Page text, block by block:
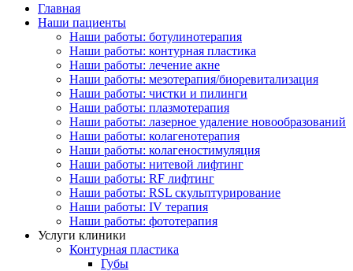
Главная
Наши пациенты
Наши работы: ботулинотерапия
Наши работы: контурная пластика
Наши работы: лечение акне
Наши работы: мезотерапия/биоревитализация
Наши работы: чистки и пилинги
Наши работы: плазмотерапия
Наши работы: лазерное удаление новообразований
Наши работы: колагенотерапия
Наши работы: колагеностимуляция
Наши работы: нитевой лифтинг
Наши работы: RF лифтинг
Наши работы: RSL скульптурирование
Наши работы: IV терапия
Наши работы: фототерапия
Услуги клиники
Контурная пластика
Губы